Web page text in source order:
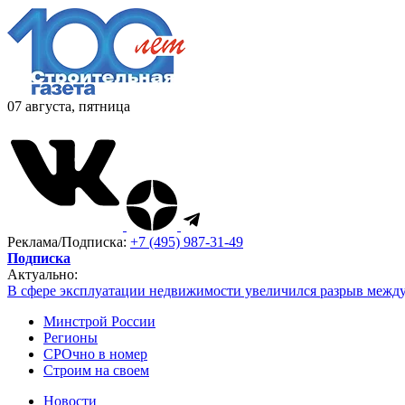
07 августа, пятница
Реклама/Подписка: +7 (495) 987-31-49
Подписка
Актуально:
В сфере эксплуатации недвижимости увеличился разрыв
Минстрой России
Регионы
СРОчно в номер
Строим на своем
Новости